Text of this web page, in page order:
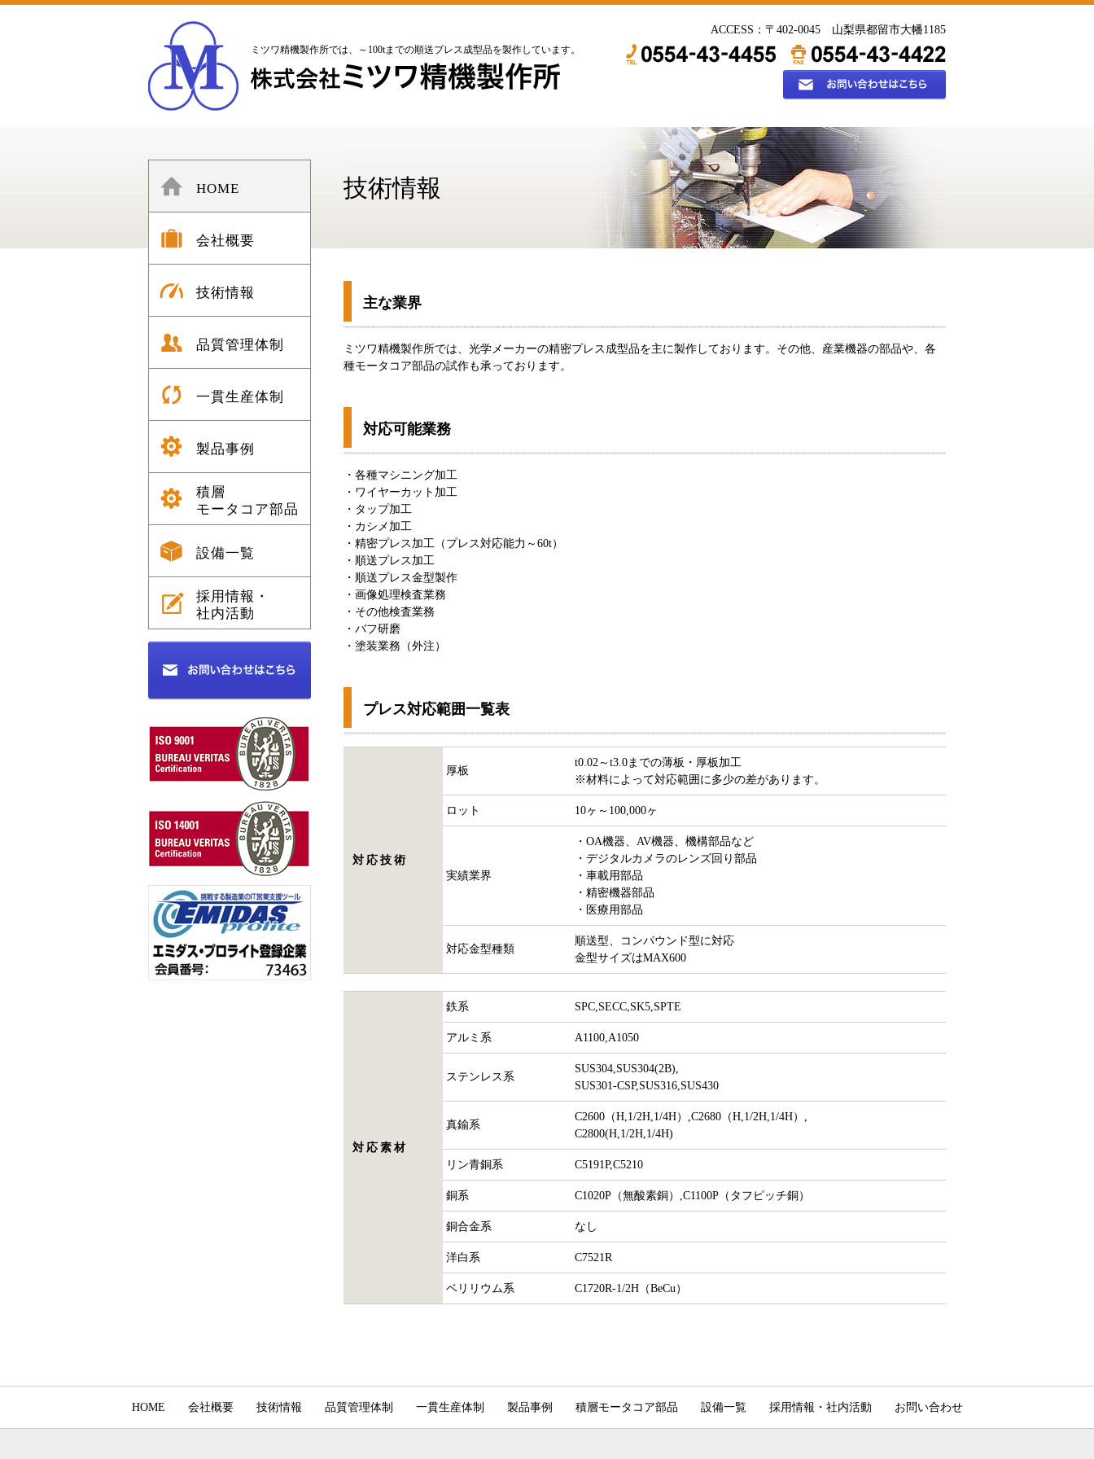
ミツワ精機製作所では、～100tまでの順送プレス成型品を製作しています。
ACCESS：〒402-0045 山梨県都留市大幡1185
HOME
会社概要
技術情報
品質管理体制
一貫生産体制
製品事例
積層
モータコア部品
設備一覧
採用情報・
社内活動
技術情報
主な業界
ミツワ精機製作所では、光学メーカーの精密プレス成型品を主に製作しております。その他、産業機器の部品や、各
種モータコア部品の試作も承っております。
対応可能業務
・各種マシニング加工
・ワイヤーカット加工
・タップ加工
・カシメ加工
・精密プレス加工（プレス対応能力～60t）
・順送プレス加工
・順送プレス金型製作
・画像処理検査業務
・その他検査業務
・バフ研磨
・塗装業務（外注）
プレス対応範囲一覧表
対応技術
厚板
t0.02～t3.0までの薄板・厚板加工
※材料によって対応範囲に多少の差があります。
ロット 10ヶ～100,000ヶ
実績業界
・OA機器、AV機器、機構部品など
・デジタルカメラのレンズ回り部品
・車載用部品
・精密機器部品
・医療用部品
対応金型種類
順送型、コンパウンド型に対応
金型サイズはMAX600
対応素材
鉄系 SPC,SECC,SK5,SPTE
アルミ系 A1100,A1050
ステンレス系
SUS304,SUS304(2B),
SUS301-CSP,SUS316,SUS430
真鍮系
C2600（H,1/2H,1/4H）,C2680（H,1/2H,1/4H）,
C2800(H,1/2H,1/4H)
リン青銅系 C5191P,C5210
銅系 C1020P（無酸素銅）,C1100P（タフピッチ銅）
銅合金系 なし
洋白系 C7521R
ベリリウム系 C1720R-1/2H（BeCu）
HOME 会社概要 技術情報 品質管理体制 一貫生産体制 製品事例 積層モータコア部品 設備一覧 採用情報・社内活動 お問い合わせ